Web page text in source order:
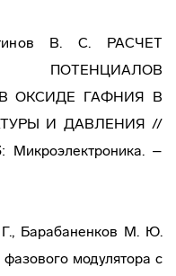
В. С. РАСЧЕТ
ПОТЕНЦИАЛОВ
ОКСИДЕ ГАФНИЯ В
И ДАВЛЕНИЯ //
Микроэлектроника. –
Барабаненков М. Ю.
модулятора с